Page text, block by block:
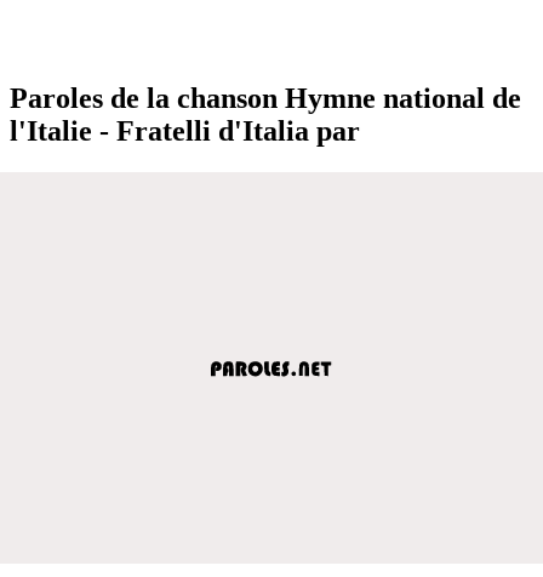
Paroles de la chanson Hymne national de
l'Italie - Fratelli d'Italia par